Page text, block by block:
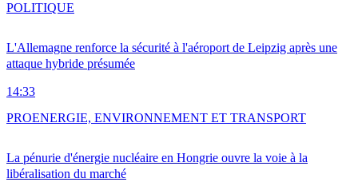
L'Allemagne renforce la sécurité à l'aéroport de Leipzig après une
attaque hybride présumée
14:33
POLITIQUE
La pénurie d'énergie nucléaire en Hongrie ouvre la voie à la
libéralisation du marché
PROENERGIE, ENVIRONNEMENT ET TRANSPORT